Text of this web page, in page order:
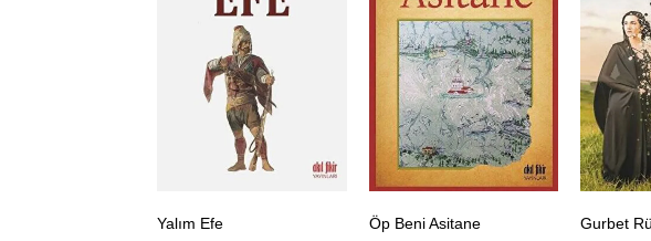
Yalım Efe Öp Beni Asitane Gurbet